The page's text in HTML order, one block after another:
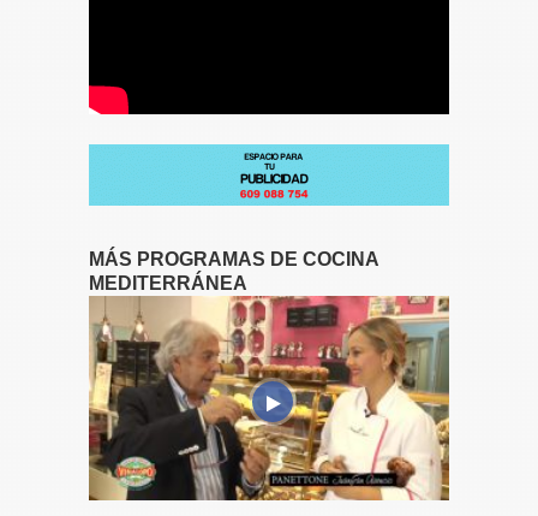
MÁS PROGRAMAS DE COCINA
MEDITERRÁNEA